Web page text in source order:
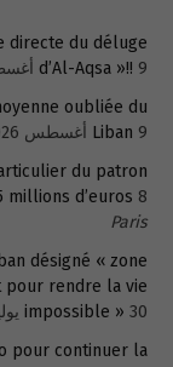
directe du déluge
d’Al-Aqsa »!! 9 أغسطس 2026
oubliée du
Liban 9 أغسطس 2026
du patron
millions d’euros 8 أغسطس 2026
Paris
désigné « zone
rendre la vie
impossible » 30 يوليو 2026
pour continuer la